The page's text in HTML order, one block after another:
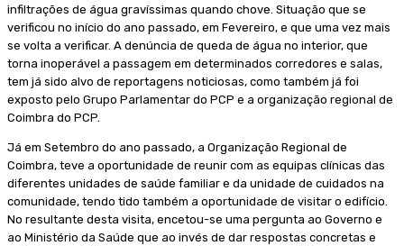
infiltrações de água gravíssimas quando chove. Situação que se
verificou no início do ano passado, em Fevereiro, e que uma vez mais
se volta a verificar. A denúncia de queda de água no interior, que
torna inoperável a passagem em determinados corredores e salas,
tem já sido alvo de reportagens noticiosas, como também já foi
exposto pelo Grupo Parlamentar do PCP e a organização regional de
Coimbra do PCP.
Já em Setembro do ano passado, a Organização Regional de
Coimbra, teve a oportunidade de reunir com as equipas clínicas das
diferentes unidades de saúde familiar e da unidade de cuidados na
comunidade, tendo tido também a oportunidade de visitar o edifício.
No resultante desta visita, encetou-se uma pergunta ao Governo e
ao Ministério da Saúde que ao invés de dar respostas concretas e